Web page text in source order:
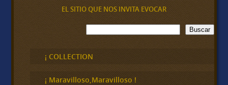
EL SITIO QUE NOS INVITA EVOCAR
B
u
c
a
Buscar
¡ COLLECTION
¡ Maravilloso,Maravilloso !